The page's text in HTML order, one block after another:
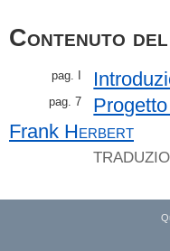
Contenuto
pag. I
pag. 7
Frank Herbert